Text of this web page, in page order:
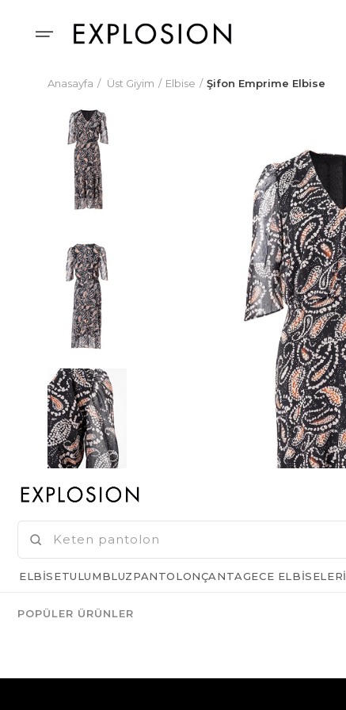
Anasayfa Üst Giyim Elbise Şifon Emprime Elbise
ELBISETULUMBLUZPANTOLONÇANTAGECE ELBISELERI
POPÜLER ÜRÜNLER